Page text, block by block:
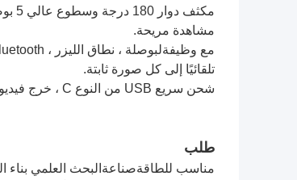
مكثف دوار 180 درجة وسطوع عالي 5 بوصات
مشاهدة مريحة.
مع وظيفةلبوصلة ، نطاق الليزر ، GPS Bluetooth ، نقل Wi-Fi ،
تلقائيًا إلى كل صورة ثابتة.
شحن سريع USB من النوع C ، خرج فيديو HDMI ، ذاكرة مدمجة 128 جيجا وبطاقة ذاكرة خارجية عالية السرعة
طلب
مناسب للطاقةصناعة البحث العلمي بناء